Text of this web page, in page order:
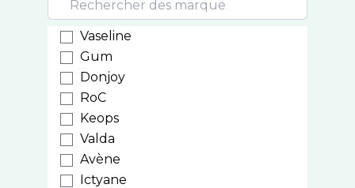
Vaseline
Gum
Donjoy
RoC
Keops
Valda
Avène
Ictyane